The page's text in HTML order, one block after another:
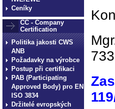
Ceníky
CC - Company
Certification
Politika jakosti CWS
ANB
Požadavky na výrobce
Postup při certifikaci
PAB (Participating
Approved Body) pro EN
ISO 3834
Držitelé evropských